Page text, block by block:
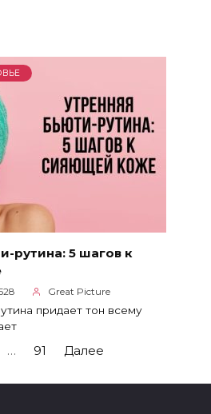
рутина: 5 шагов к
Great Picture
придает тон всему
… 91 Далее